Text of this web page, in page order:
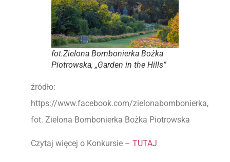
fot.Zielona Bombonierka Bożka
Piotrowska, „Garden in the Hills”
źródło:
https://www.facebook.com/zielonabombonierka,
fot. Zielona Bombonierka Bożka Piotrowska
Czytaj więcej o Konkursie – TUTAJ